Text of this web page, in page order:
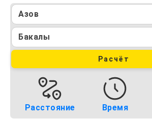
Азов
Бакалы
Расчёт
Расстояние Время